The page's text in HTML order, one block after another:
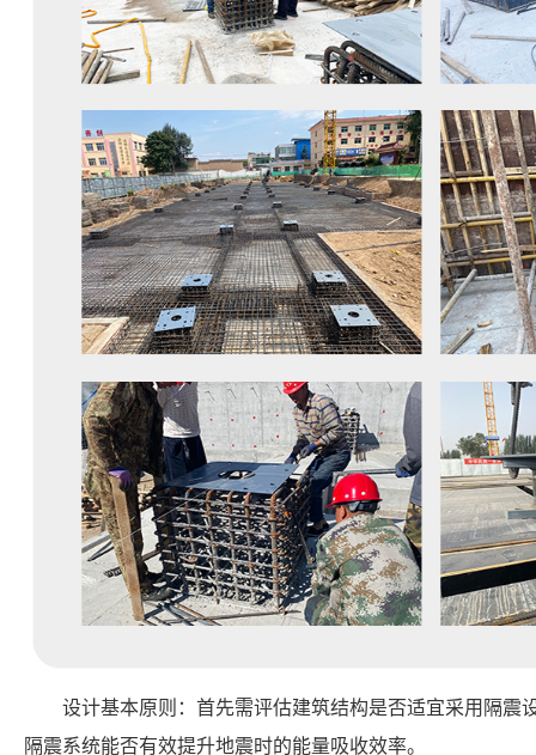
设计基本原则：首先需评估建筑结构是否适宜采用隔震
隔震系统能否有效提升地震时的能量吸收效率。